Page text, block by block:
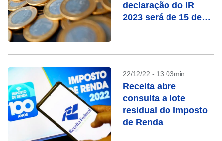
declaração do IR
2023 será de 15 de
22/12/22 - 13:03min
Receita abre
consulta a lote
residual do Imposto
de Renda